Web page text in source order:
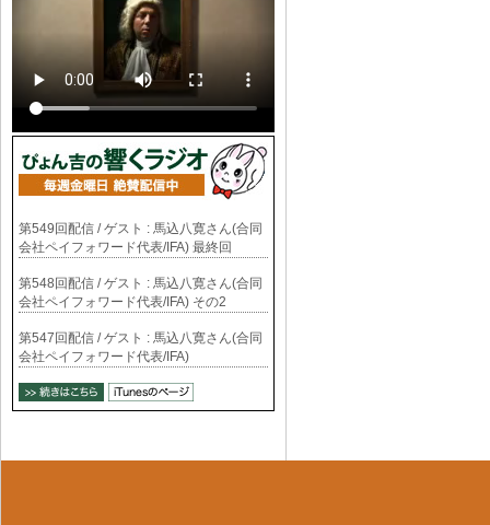
第549回配信 / ゲスト : 馬込八寛さん(合同
会社ペイフォワード代表/IFA) 最終回
第548回配信 / ゲスト : 馬込八寛さん(合同
会社ペイフォワード代表/IFA) その2
第547回配信 / ゲスト : 馬込八寛さん(合同
会社ペイフォワード代表/IFA)